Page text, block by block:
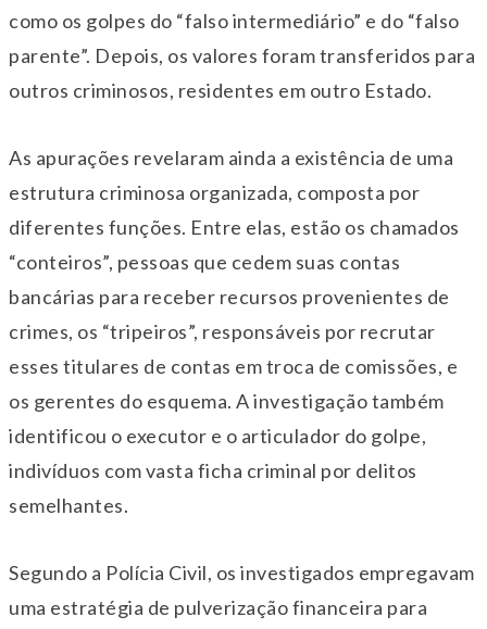
como os golpes do “falso intermediário” e do “falso
parente”. Depois, os valores foram transferidos para
outros criminosos, residentes em outro Estado.
As apurações revelaram ainda a existência de uma
estrutura criminosa organizada, composta por
diferentes funções. Entre elas, estão os chamados
“conteiros”, pessoas que cedem suas contas
bancárias para receber recursos provenientes de
crimes, os “tripeiros”, responsáveis por recrutar
esses titulares de contas em troca de comissões, e
os gerentes do esquema. A investigação também
identificou o executor e o articulador do golpe,
indivíduos com vasta ficha criminal por delitos
semelhantes.
Segundo a Polícia Civil, os investigados empregavam
uma estratégia de pulverização financeira para